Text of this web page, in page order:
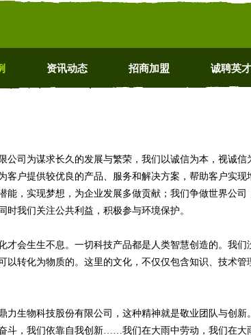
资讯动态 招商加盟 诚聘英才
公司为谋求长久的发展与繁荣，我们以诚信为本，视诚
客户提供较优良的产品、服务和解决方案，帮助客户实
能，实现梦想，为企业发展多做贡献；我们争做世界公
时我们关注公共利益，积极参与环境保护。
才会生生不息。一切科技产品都是人类智慧创造的。我
以转化为物质的。这里的文化，不仅仅包含知识、技术
力生物科技股份有限公司，这种精神就是敬业团队与创
斗，我们依靠自我创新……我们在大雨中劳动，我们在